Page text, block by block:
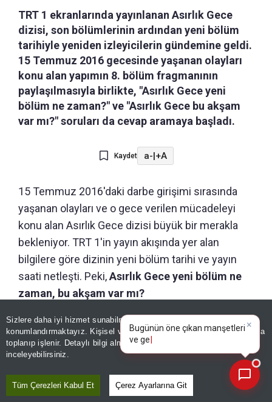
Sizlere daha iyi hizmet sunabilmek adına sitemizde
konumlandırmaktayız. Kişisel verileriniz, KVKK ve GDPR kapsamında
toplanıp işlenir. Detaylı bilgi almak içinAydınlatma Metnimizi
inceleyebilirsiniz.
Tüm Çerezleri Kabul Et Çerez Ayarlarına Git
TRT 1 ekranlarında yayınlanan Asırlık Gece
dizisi, son bölümlerinin ardından yeni bölüm
tarihiyle yeniden izleyicilerin gündemine geldi.
15 Temmuz 2016 gecesinde yaşanan olayları
konu alan yapımın 8. bölüm fragmanının
paylaşılmasıyla birlikte, "Asırlık Gece yeni
bölüm ne zaman?" ve "Asırlık Gece bu akşam
var mı?" soruları da cevap aramaya başladı.
Kaydet a-|+A
15 Temmuz 2016'daki darbe girişimi sırasında
yaşanan olayları ve o gece verilen mücadeleyi
konu alan Asırlık Gece dizisi büyük bir merakla
bekleniyor. TRT 1'in yayın akışında yer alan
bilgilere göre dizinin yeni bölüm tarihi ve yayın
saati netleşti. Peki,Asırlık Gece yeni bölüm ne
zaman, bu akşam var mı?
×
Bugünün öne çıkan manşetleri
ve gelişmeleri neler?